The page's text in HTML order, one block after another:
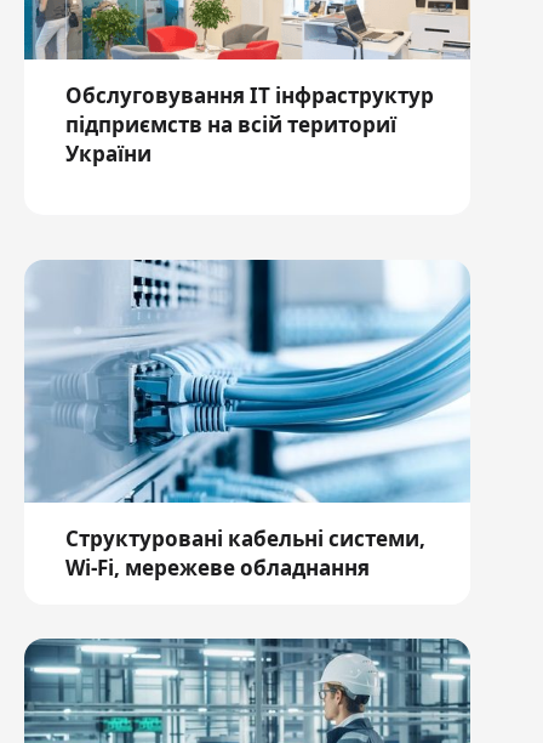
Обслуговування ІТ інфраструктур
підприємств на всій териториї
України
Структуровані кабельні системи,
Wi-Fi, мережеве обладнання